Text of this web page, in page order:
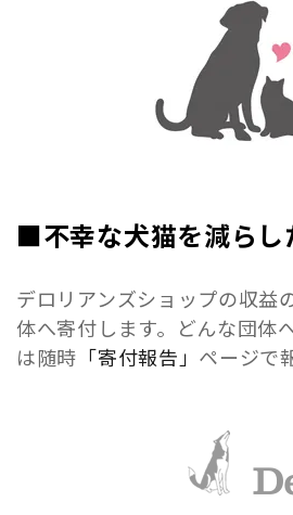
■不幸な犬猫を減らし
デロリアンズショップの収益
体へ寄付します。どんな団体
は随時 「寄付報告」 ページで